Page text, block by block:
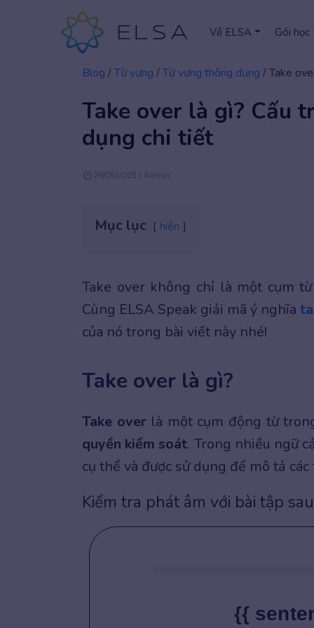
Về ELSA Gói học
Blog /Từ vựng /Từ vựng thông dụng /Take
Take over là gì? Cấu
dụng chi tiết
28/05/2025 | Admin
Mục lục hiện
Take over không chỉ là một cụm
Cùng ELSA Speak giải mã ý nghĩa
của nó trong bài viết này nhé!
Take over là gì?
Take over là một cụm động từ
quyền kiểm soát. Trong nhiều ngữ
cụ thể và được sử dụng để mô tả
Kiểm tra phát âm với bài tập
{{